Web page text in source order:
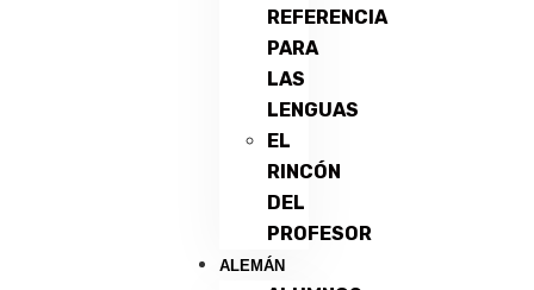
REFERENCIA
PARA
LAS
LENGUAS
EL
RINCÓN
DEL
PROFESOR
ALEMÁN